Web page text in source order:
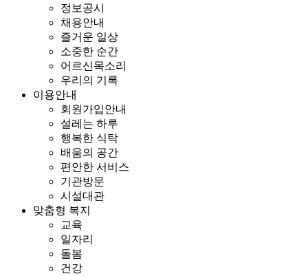
정보공시
채용안내
즐거운 일상
소중한 순간
어르신목소리
우리의 기록
이용안내
회원가입안내
설레는 하루
행복한 식탁
배움의 공간
편안한 서비스
기관방문
시설대관
맞춤형 복지
교육
일자리
돌봄
건강